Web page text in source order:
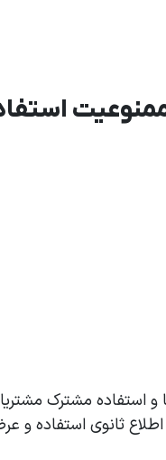
مشترک مشتریان
ثانوی استفاده و